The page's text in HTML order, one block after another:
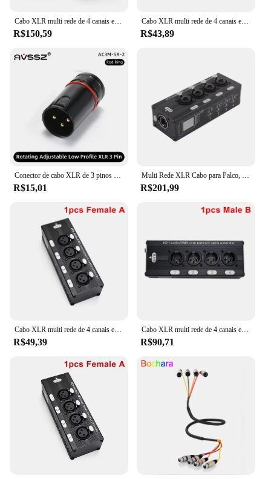
Cabo XLR multi rede de 4 canais e 3 pinos para iluminação de som de palco e estúdio de gravação macho e fêmea para RJ45 Ethercon
R$150,59
Cabo XLR multi rede de 4 canais e 3 pinos para iluminação de som de palco e estúdio de gravação macho e fêmea para RJ45 Ethercon
R$43,89
Conector de cabo XLR de 3 pinos de perfil baixo AVSSZ 90 ° Plugue XLR giratório 360 com chave, para microfone, mixer de áudio, amplificador de fone de ouvido
R$15,01
Multi Rede XLR Cabo para Palco, Iluminação de Som, Estúdio de Gravação, Rede Ethernet, Signal Extender, 4 Canais, 3 Pinos, RJ45
R$201,99
R$49,39
Cabo XLR multi rede de 4 canais e 3 pinos para iluminação de som de palco e estúdio de gravação macho e fêmea para RJ45 Ethercon
R$90,71